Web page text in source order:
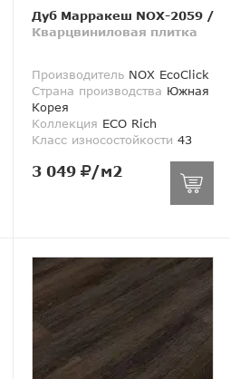
Дуб Марракеш NOX-2059/
Кварцвиниловая плитка
ПроизводительNOX EcoClick
Страна производства Южная
Корея
Коллекция ECO Rich
Класс износостойкости 43
3 049 /м2